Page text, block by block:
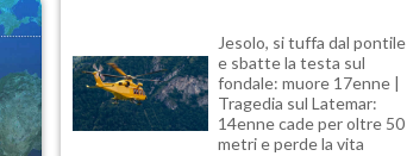
Jesolo, si tuffa dal pontile
e sbatte la testa sul
fondale: muore 17enne |
Tragedia sul Latemar:
14enne cade per oltre 50
metri e perde la vita